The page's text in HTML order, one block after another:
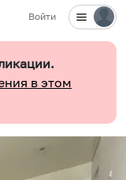
Войти
в этом